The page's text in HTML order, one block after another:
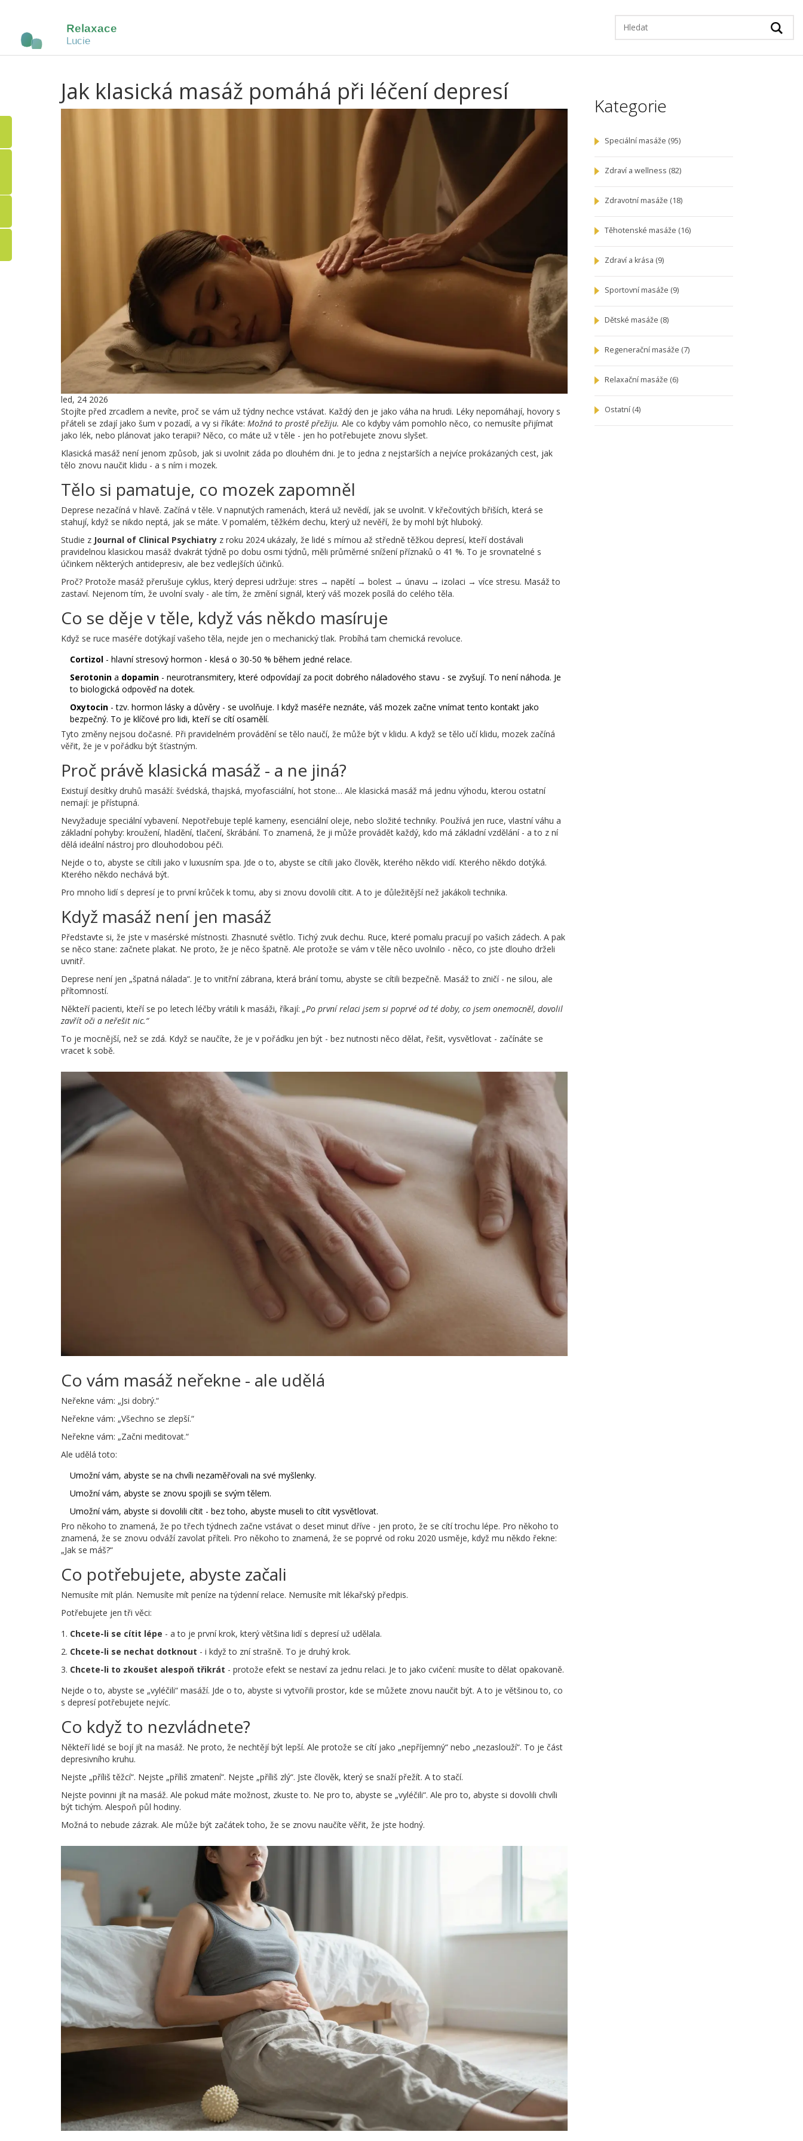
Jak klasická masáž pomáhá při léčení depresí
led, 24 2026
Stojíte před zrcadlem a nevíte, proč se vám už týdny nechce vstávat. Každý den je jako váha na hrudi. Léky nepomáhají, hovory s
přáteli se zdají jako šum v pozadí, a vy si říkáte: Možná to prostě přežiju. Ale co kdyby vám pomohlo něco, co nemusíte přijímat
jako lék, nebo plánovat jako terapii? Něco, co máte už v těle - jen ho potřebujete znovu slyšet.
Klasická masáž není jenom způsob, jak si uvolnit záda po dlouhém dni. Je to jedna z nejstarších a nejvíce prokázaných cest, jak
tělo znovu naučit klidu - a s ním i mozek.
Tělo si pamatuje, co mozek zapomněl
Deprese nezačíná v hlavě. Začíná v těle. V napnutých ramenách, která už nevědí, jak se uvolnit. V křečovitých břiších, která se
stahují, když se nikdo neptá, jak se máte. V pomalém, těžkém dechu, který už nevěří, že by mohl být hluboký.
Studie z Journal of Clinical Psychiatry z roku 2024 ukázaly, že lidé s mírnou až středně těžkou depresí, kteří dostávali
pravidelnou klasickou masáž dvakrát týdně po dobu osmi týdnů, měli průměrné snížení příznaků o 41 %. To je srovnatelné s
účinkem některých antidepresiv, ale bez vedlejších účinků.
Proč? Protože masáž přerušuje cyklus, který depresi udržuje: stres → napětí → bolest → únavu → izolaci → více stresu. Masáž to
zastaví. Nejenom tím, že uvolní svaly - ale tím, že změní signál, který váš mozek posílá do celého těla.
Co se děje v těle, když vás někdo masíruje
Když se ruce maséře dotýkají vašeho těla, nejde jen o mechanický tlak. Probíhá tam chemická revoluce.
Cortizol - hlavní stresový hormon - klesá o 30-50 % během jedné relace.
Serotonin a dopamin - neurotransmitery, které odpovídají za pocit dobrého náladového stavu - se zvyšují. To není náhoda. Je
to biologická odpověď na dotek.
Oxytocin - tzv. hormon lásky a důvěry - se uvolňuje. I když maséře neznáte, váš mozek začne vnímat tento kontakt jako
bezpečný. To je klíčové pro lidi, kteří se cítí osamělí.
Tyto změny nejsou dočasné. Při pravidelném provádění se tělo naučí, že může být v klidu. A když se tělo učí klidu, mozek začíná
věřit, že je v pořádku být šťastným.
Proč právě klasická masáž - a ne jiná?
Existují desítky druhů masáží: švédská, thajská, myofasciální, hot stone… Ale klasická masáž má jednu výhodu, kterou ostatní
nemají: je přístupná.
Nevyžaduje speciální vybavení. Nepotřebuje teplé kameny, esenciální oleje, nebo složité techniky. Používá jen ruce, vlastní váhu a
základní pohyby: kroužení, hladění, tlačení, škrábání. To znamená, že ji může provádět každý, kdo má základní vzdělání - a to z ní
dělá ideální nástroj pro dlouhodobou péči.
Nejde o to, abyste se cítili jako v luxusním spa. Jde o to, abyste se cítili jako člověk, kterého někdo vidí. Kterého někdo dotýká.
Kterého někdo nechává být.
Pro mnoho lidí s depresí je to první krůček k tomu, aby si znovu dovolili cítit. A to je důležitější než jakákoli technika.
Když masáž není jen masáž
Představte si, že jste v masérské místnosti. Zhasnuté světlo. Tichý zvuk dechu. Ruce, které pomalu pracují po vašich zádech. A pak
se něco stane: začnete plakat. Ne proto, že je něco špatně. Ale protože se vám v těle něco uvolnilo - něco, co jste dlouho drželi
uvnitř.
Deprese není jen „špatná nálada“. Je to vnitřní zábrana, která brání tomu, abyste se cítili bezpečně. Masáž to zničí - ne silou, ale
přítomností.
Někteří pacienti, kteří se po letech léčby vrátili k masáži, říkají: „Po první relaci jsem si poprvé od té doby, co jsem onemocněl, dovolil
zavřít oči a neřešit nic.“
To je mocnější, než se zdá. Když se naučíte, že je v pořádku jen být - bez nutnosti něco dělat, řešit, vysvětlovat - začínáte se
vracet k sobě.
Co vám masáž neřekne - ale udělá
Neřekne vám: „Jsi dobrý.“
Neřekne vám: „Všechno se zlepší.“
Neřekne vám: „Začni meditovat.“
Ale udělá toto:
Umožní vám, abyste se na chvíli nezaměřovali na své myšlenky.
Umožní vám, abyste se znovu spojili se svým tělem.
Umožní vám, abyste si dovolili cítit - bez toho, abyste museli to cítit vysvětlovat.
Pro někoho to znamená, že po třech týdnech začne vstávat o deset minut dříve - jen proto, že se cítí trochu lépe. Pro někoho to
znamená, že se znovu odváží zavolat příteli. Pro někoho to znamená, že se poprvé od roku 2020 usměje, když mu někdo řekne:
„Jak se máš?“
Co potřebujete, abyste začali
Nemusíte mít plán. Nemusíte mít peníze na týdenní relace. Nemusíte mít lékařský předpis.
Potřebujete jen tři věci:
Chcete-li se cítit lépe - a to je první krok, který většina lidí s depresí už udělala.
Chcete-li se nechat dotknout - i když to zní strašně. To je druhý krok.
Chcete-li to zkoušet alespoň třikrát - protože efekt se nestaví za jednu relaci. Je to jako cvičení: musíte to dělat opakovaně.
Nejde o to, abyste se „vyléčili“ masáží. Jde o to, abyste si vytvořili prostor, kde se můžete znovu naučit být. A to je většinou to, co
s depresí potřebujete nejvíc.
Co když to nezvládnete?
Někteří lidé se bojí jít na masáž. Ne proto, že nechtějí být lepší. Ale protože se cítí jako „nepříjemný“ nebo „nezaslouží“. To je část
depresivního kruhu.
Nejste „příliš těžcí“. Nejste „příliš zmatení“. Nejste „příliš zlý“. Jste člověk, který se snaží přežít. A to stačí.
Nejste povinni jít na masáž. Ale pokud máte možnost, zkuste to. Ne pro to, abyste se „vyléčili“. Ale pro to, abyste si dovolili chvíli
být tichým. Alespoň půl hodiny.
Možná to nebude zázrak. Ale může být začátek toho, že se znovu naučíte věřit, že jste hodný.
Kategorie
Speciální masáže (95)
Zdraví a wellness (82)
Zdravotní masáže (18)
Těhotenské masáže (16)
Zdraví a krása (9)
Sportovní masáže (9)
Dětské masáže (8)
Regenerační masáže (7)
Relaxační masáže (6)
Ostatní (4)